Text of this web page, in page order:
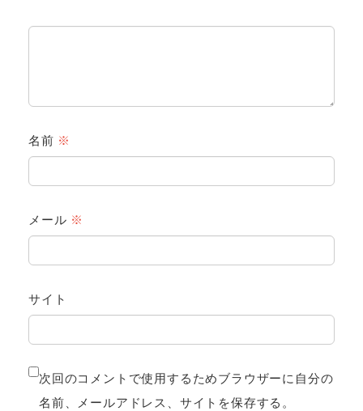
名前 ※
メール ※
サイト
次回のコメントで使用するためブラウザーに自分の
名前、メールアドレス、サイトを保存する。